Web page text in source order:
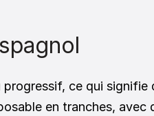
ce qui
en tranches,